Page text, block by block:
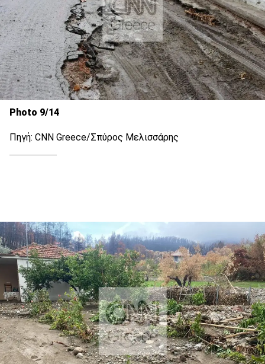
Photo 9/14
Πηγή: CNN Greece/Σπύρος Μελισσάρης